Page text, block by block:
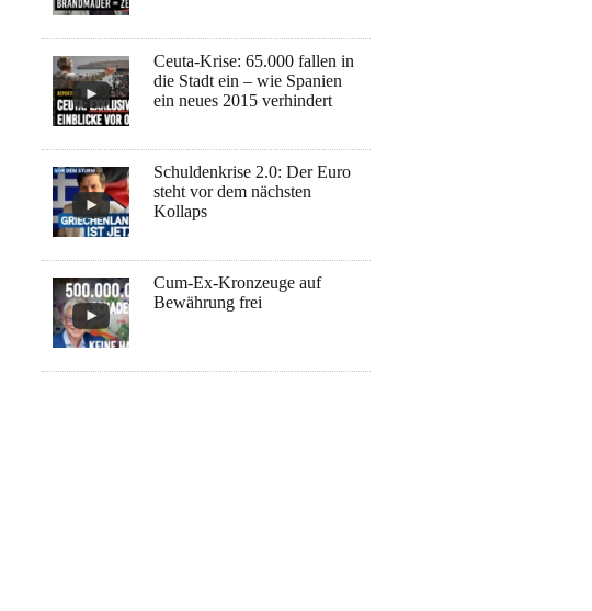
Ceuta-Krise: 65.000 fallen in
die Stadt ein – wie Spanien
ein neues 2015 verhindert
Schuldenkrise 2.0: Der Euro
steht vor dem nächsten
Kollaps
Cum-Ex-Kronzeuge auf
Bewährung frei